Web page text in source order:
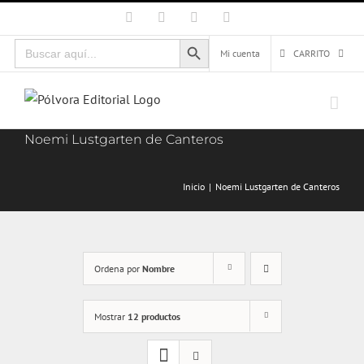
al
contenido
Facebook Instagram
Buscar:
Botón de búsqueda
Mi cuenta
CARRITO
Noemi Lustgarten de Canteros
Inicio Noemi Lustgarten de Canteros
Ordena por Nombre
Mostrar 12 productos